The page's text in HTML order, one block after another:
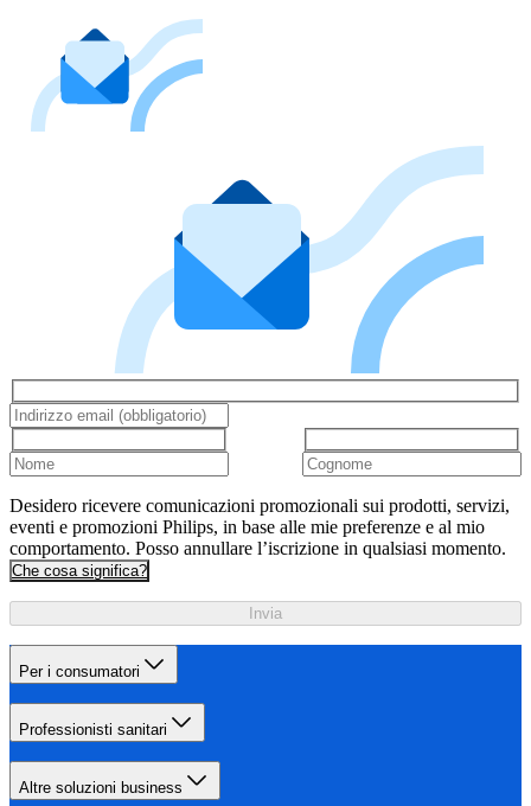
Desidero ricevere comunicazioni promozionali sui prodotti, servizi,
eventi e promozioni Philips, in base alle mie preferenze e al mio
comportamento. Posso annullare l’iscrizione in qualsiasi momento.
Che cosa significa?
Invia
Per i consumatori
Professionisti sanitari
Altre soluzioni business